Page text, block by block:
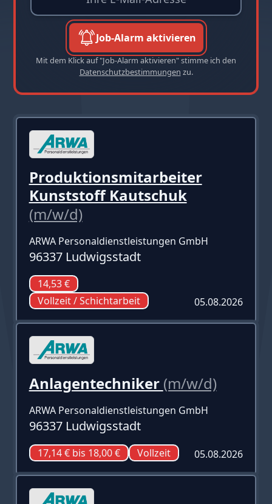
Job-Alarm aktivieren
Mit dem Klick auf "Job-Alarm aktivieren" stimme ich den
Datenschutzbestimmungen zu.
Produktionsmitarbeiter
Kunststoff Kautschuk
(m/w/d)
ARWA Personaldienstleistungen GmbH
96337 Ludwigsstadt
14,53 €
Vollzeit / Schichtarbeit
05.08.2026
Anlagentechniker (m/w/d)
ARWA Personaldienstleistungen GmbH
96337 Ludwigsstadt
17,14 € bis 18,00 € Vollzeit 05.08.2026